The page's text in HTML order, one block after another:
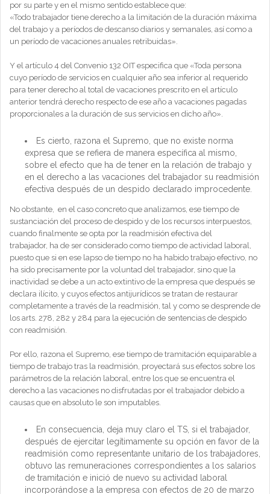
por su parte y en el mismo sentido establece que:
«Todo trabajador tiene derecho a la limitación de la duración máxima
del trabajo y a períodos de descanso diarios y semanales, así como a
un período de vacaciones anuales retribuidas».
Y el artículo 4 del Convenio 132 OIT especifica que «Toda persona
cuyo período de servicios en cualquier año sea inferior al requerido
para tener derecho al total de vacaciones prescrito en el artículo
anterior tendrá derecho respecto de ese año a vacaciones pagadas
proporcionales a la duración de sus servicios en dicho año».
Es cierto, razona el Supremo, que no existe norma
expresa que se refiera de manera específica al mismo,
sobre el efecto que ha de tener en la relación de trabajo y
en el derecho a las vacaciones del trabajador su readmisión
efectiva después de un despido declarado improcedente.
No obstante, en el caso concreto que analizamos, ese tiempo de
sustanciación del proceso de despido y de los recursos interpuestos,
cuando finalmente se opta por la readmisión efectiva del
trabajador, ha de ser considerado como tiempo de actividad laboral,
puesto que si en ese lapso de tiempo no ha habido trabajo efectivo, no
ha sido precisamente por la voluntad del trabajador, sino que la
inactividad se debe a un acto extintivo de la empresa que después se
declara ilícito, y cuyos efectos antijurídicos se tratan de restaurar
completamente a través de la readmisión, tal y como se desprende de
los arts. 278, 282 y 284 para la ejecución de sentencias de despido
con readmisión.
Por ello, razona el Supremo, ese tiempo de tramitación equiparable a
tiempo de trabajo tras la readmisión, proyectará sus efectos sobre los
parámetros de la relación laboral, entre los que se encuentra el
derecho a las vacaciones no disfrutadas por el trabajador debido a
causas que en absoluto le son imputables.
En consecuencia, deja muy claro el TS, si el trabajador,
después de ejercitar legítimamente su opción en favor de la
readmisión como representante unitario de los trabajadores,
obtuvo las remuneraciones correspondientes a los salarios
de tramitación e inició de nuevo su actividad laboral
incorporándose a la empresa con efectos de 20 de marzo